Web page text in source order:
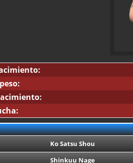
Ko Satsu Shou
Shinkuu Nage